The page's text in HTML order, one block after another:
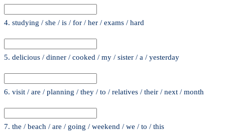
4. studying / she / is / for / her / exams / hard
5. delicious / dinner / cooked / my / sister / a / yesterday
6. visit / are / planning / they / to / relatives / their / next / month
7. the / beach / are / going / weekend / we / to / this